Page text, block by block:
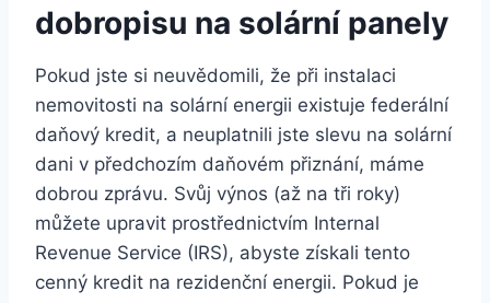
dobropisu na solární panely
Pokud jste si neuvědomili, že při instalaci
nemovitosti na solární energii existuje federální
daňový kredit, a neuplatnili jste slevu na solární
dani v předchozím daňovém přiznání, máme
dobrou zprávu. Svůj výnos (až na tři roky)
můžete upravit prostřednictvím Internal
Revenue Service (IRS), abyste získali tento
cenný kredit na rezidenční energii. Pokud je